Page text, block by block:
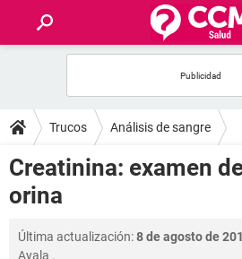
FOROS
SALUD
FAMILIA
NUTRICIÓN
Trucos Análisis de sangre
Creatinina: examen
orina
Última actualización:8 de agosto de
Ayala .